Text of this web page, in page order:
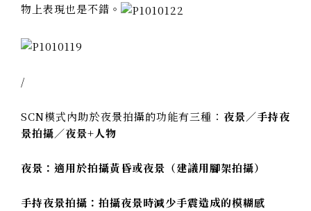
物上表現也是不錯。
/
SCN模式內助於夜景拍攝的功能有三種： 夜景／手持夜
景拍攝／夜景+人物
夜景：適用於拍攝黃昏或夜景（建議用腳架拍攝）
手持夜景拍攝：拍攝夜景時減少手震造成的模糊感